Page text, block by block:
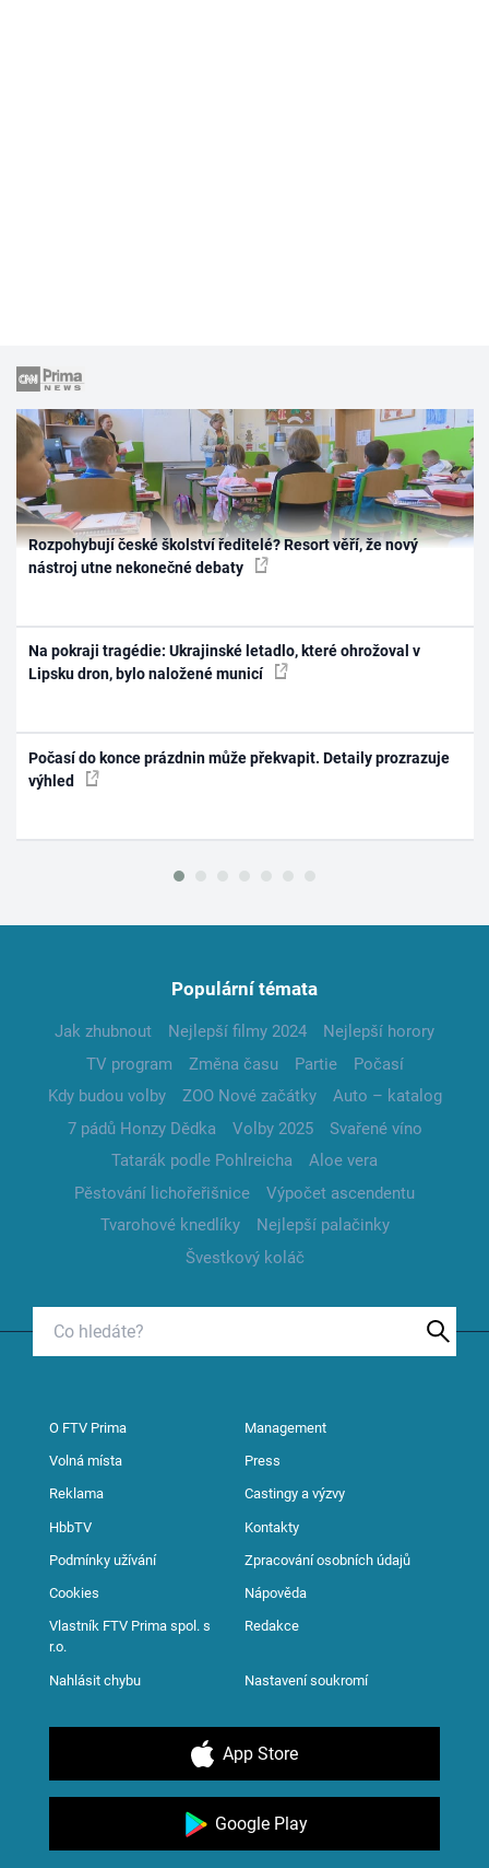
Rozpohybují české školství ředitelé? Resort věří, že nový
nástroj utne nekonečné debaty
Na pokraji tragédie: Ukrajinské letadlo, které ohrožoval v
Lipsku dron, bylo naložené municí
Počasí do konce prázdnin může překvapit. Detaily prozrazuje
výhled
Populární témata
Jak zhubnout Nejlepší filmy 2024
Nejlepší horory
TV program
Změna času Partie
Počasí
Kdy budou volby
ZOO Nové začátky
Auto – katalog
7 pádů Honzy Dědka
Volby 2025
Svařené víno
Tatarák podle Pohlreicha
Aloe vera
Pěstování lichořeřišnice
Výpočet ascendentu
Tvarohové knedlíky
Nejlepší palačinky
Švestkový koláč
O FTV Prima Management
Volná místa Press
Reklama Castingy a výzvy
HbbTV Kontakty
Podmínky užívání Zpracování osobních údajů
Cookies Nápověda
Vlastník FTV Prima spol. s
r.o.
Redakce
Nahlásit chybu Nastavení soukromí
App Store
Google Play